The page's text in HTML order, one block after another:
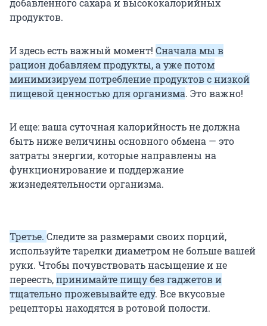
добавленного сахара и высококалорийных
продуктов.
И здесь есть важный момент! Сначала мы в
рацион добавляем продукты, а уже потом
минимизируем потребление продуктов с низкой
пищевой ценностью для организма. Это важно!
И еще: ваша суточная калорийность не должна
быть ниже величины основного обмена — это
затраты энергии, которые направлены на
функционирование и поддержание
жизнедеятельности организма.
Третье. Следите за размерами своих порций,
используйте тарелки диаметром не больше вашей
руки. Чтобы почувствовать насыщение и не
переесть,принимайте пищу без гаджетов и
тщательно прожевывайте еду. Все вкусовые
рецепторы находятся в ротовой полости.